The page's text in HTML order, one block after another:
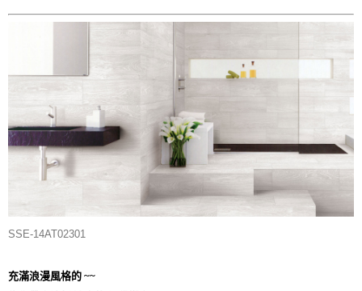
SSE-14AT02301
充滿浪漫風格的 ~~